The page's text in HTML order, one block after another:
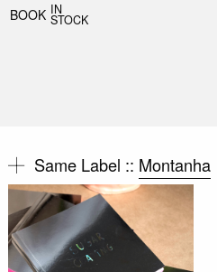
BOOK IN
STOCK
Same Label :: Montanha